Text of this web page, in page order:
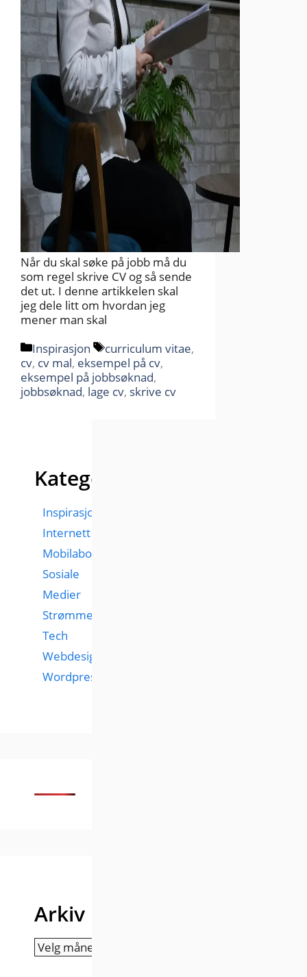
Når du skal søke på jobb må du
som regel skrive CV og så sende
det ut. I denne artikkelen skal
jeg dele litt om hvordan jeg
mener man skal
Kategorier
Inspirasjon Stikkord
curriculum vitae,
cv, cv mal, eksempel på cv,
eksempel på jobbsøknad,
jobbsøknad, lage cv, skrive cv
Kategorier
Inspirasjon
Internett
Mobilabonnementer
Sosiale
Medier
Strømmetjenester
Tech
Webdesign
Wordpress
Arkiv
Arkiv